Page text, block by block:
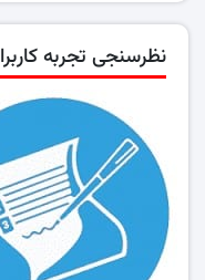
نظرسنجی تجربه